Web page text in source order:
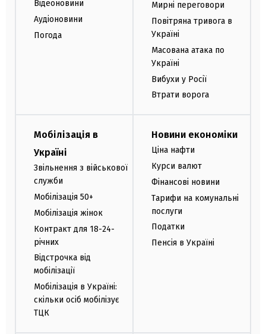
Відеоновини
Аудіоновини
Погода
Мирні переговори
Повітряна тривога в
Україні
Масована атака по
Україні
Вибухи у Росії
Втрати ворога
Мобілізація в
Україні
Звільнення з військової
служби
Мобілізація 50+
Мобілізація жінок
Контракт для 18-24-
річних
Відстрочка від
мобілізації
Мобілізація в Україні:
скільки осіб мобілізує
ТЦК
Новини економіки
Ціна нафти
Курси валют
Фінансові новини
Тарифи на комунальні
послуги
Податки
Пенсія в Україні